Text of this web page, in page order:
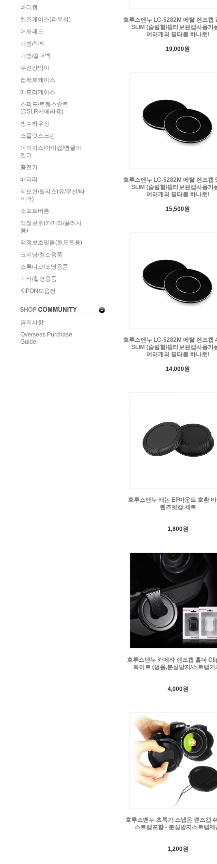
바디캡
렌즈케이스(파우치)
어깨패드
가방/백팩
가방/숄더백
쿠션칸막이
컴팩트케이스
메모리케이스
스피드/트랜스슈트
(DSLR카메라용)
방수하우징
스플릿스크린
아이피스/아이컵/앵글파
인더
충전기
배터리
리모컨/릴리즈(유/무선/타
이머)
소프트버튼
액정보호(카메라/플래시
용)
액정보호필름(핸드폰용)
크리닝/청소용품
스튜디오/조명용품
기타/촬영용품
KIPON모음전
공지사항
Overseas Purchase
Guide
호루스벤누 LC-5282M 메탈 렌즈캡
SLIM (슬림형/필터보관캡사용가
여러개의 필터를 하나로!
19,000원
호루스벤누 LC-5282M 메탈 렌즈캡
SLIM (슬림형/필터보관캡사용가
여러개의 필터를 하나로!
15,500원
호루스벤누 LC-5282M 메탈 렌즈캡
SLIM (슬림형/필터보관캡사용가
여러개의 필터를 하나로!
14,000원
호루스벤누 캐논 EF마운트 호환
렌즈뒷캡 세트
1,800원
호루스벤누 카메라 렌즈캡 홀더
화이트 (범용,분실방지/스트랩거
4,000원
호루스벤누 초특가 스냅온 렌즈캡
스트랩포함 - 분실방지스트랩제
1,200원